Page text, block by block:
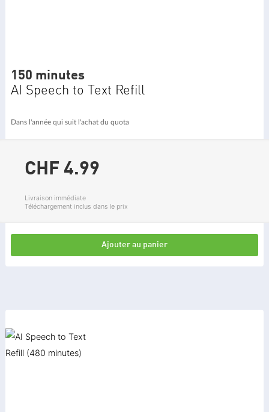
150 minutes
AI Speech to Text Refill
Dans l'année qui suit l'achat du quota
CHF 4.99
Livraison immédiate
Téléchargement inclus dans le prix
Ajouter au panier